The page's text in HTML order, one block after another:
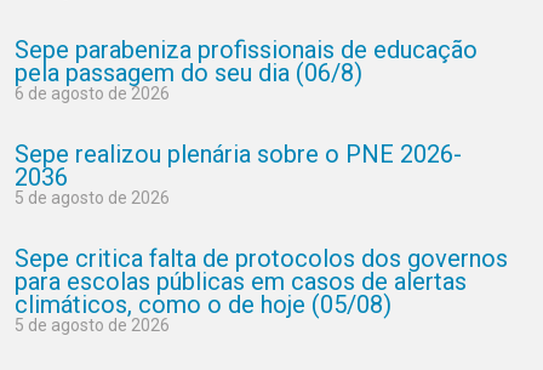
Sepe parabeniza profissionais de educação
pela passagem do seu dia (06/8)
6 de agosto de 2026
Sepe realizou plenária sobre o PNE 2026-
2036
5 de agosto de 2026
Sepe critica falta de protocolos dos governos
para escolas públicas em casos de alertas
climáticos, como o de hoje (05/08)
5 de agosto de 2026